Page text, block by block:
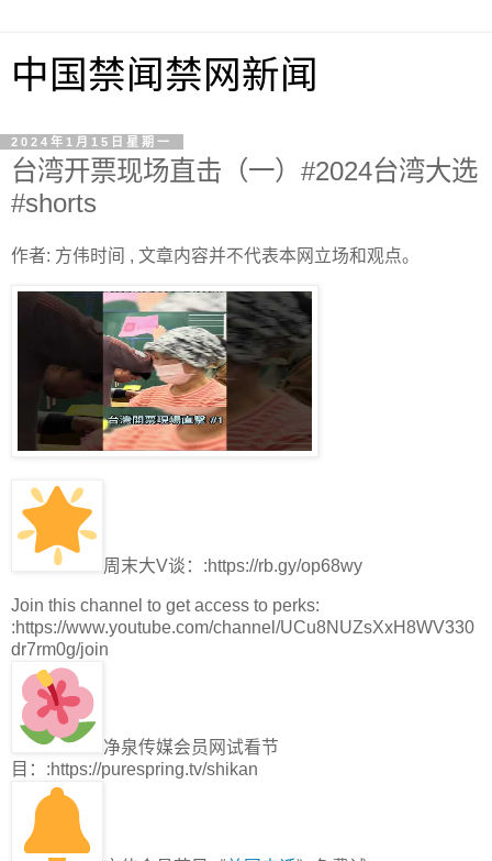
中国禁闻禁网新闻
2024年1月15日星期一
台湾开票现场直击（一）#2024台湾大选
#shorts
作者: 方伟时间 , 文章内容并不代表本网立场和观点。
周末大V谈：:https://rb.gy/op68wy
Join this channel to get access to perks:
:https://www.youtube.com/channel/UCu8NUZsXxH8WV330
dr7rm0g/join
净泉传媒会员网试看节
目：:https://purespring.tv/shikan